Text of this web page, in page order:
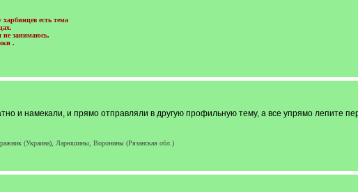
есть тема
занимаюсь.
.
и намекали, и прямо отправляли в другую профильную тему, а все упрямо лепите
(Украина), Ларюшины, Воронины (Рязанская обл.)